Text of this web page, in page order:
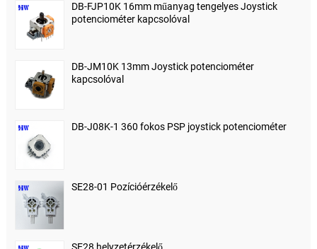
DB-FJP10K 16mm műanyag tengelyes Joystick
potenciométer kapcsolóval
DB-JM10K 13mm Joystick potenciométer
kapcsolóval
DB-J08K-1 360 fokos PSP joystick potenciométer
SE28-01 Pozícióérzékelő